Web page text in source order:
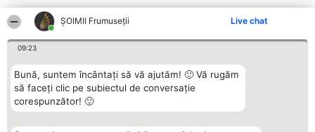
ȘOIMII Frumuseții Live chat
09:23
Bună, suntem încântați să vă ajutăm! 🙂 Vă rugăm
să faceți clic pe subiectul de conversație
corespunzător! 🙂